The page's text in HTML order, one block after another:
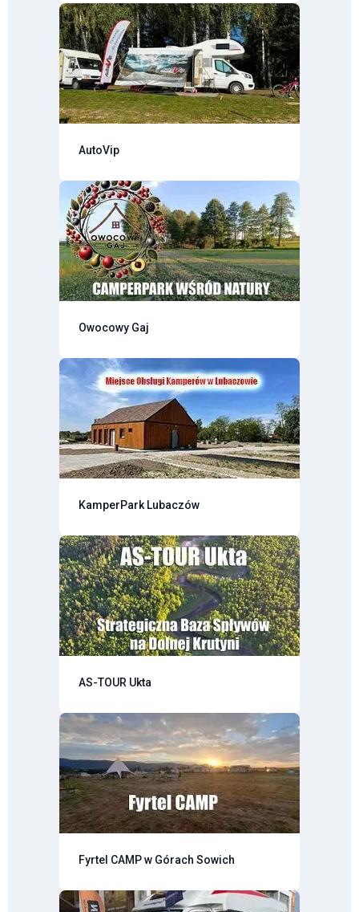
AutoVip
Owocowy Gaj
KamperPark Lubaczów
AS-TOUR Ukta
Fyrtel CAMP w Górach Sowich